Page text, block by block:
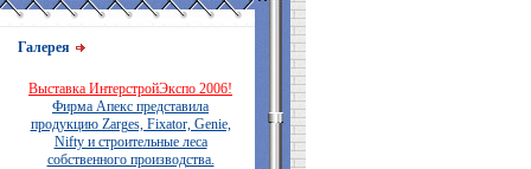
Галерея
Выставка ИнтерстройЭкспо 2006!
Фирма Апекс представила
продукцию Zarges, Fixator, Genie,
Nifty и строительные леса
собственного производства.